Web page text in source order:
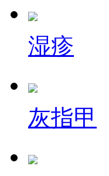
湿疹
灰指甲